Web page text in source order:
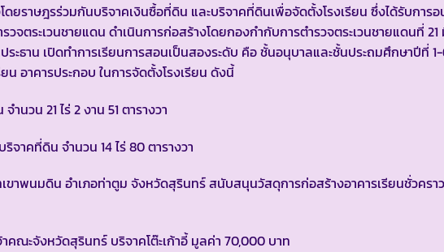
ราษฎรร่วมกันบริจาคเงินซื้อที่ดิน และบริจาคที่ดินเพื่อจัดตั้งโรงเรียน ซึ่งได้รับการ
จตระเวนชายแดน ดำเนินการก่อสร้างโดยกองกำกับการตำรวจตระเวนชายแดนที่
ะธาน เปิดทำการเรียนการสอนเป็นสองระดับ คือ ชั้นอนุบาลและชั้นประถมศึกษาปีที่
อาคารประกอบ ในการจัดตั้งโรงเรียน ดังนี้
วน 21 ไร่ 2 งาน 51 ตารางวา
คที่ดิน จำนวน 14 ไร่ 80 ตารางวา
พนมดิน อำเภอท่าตูม จังหวัดสุรินทร์ สนับสนุนวัสดุการก่อสร้างอาคารเรียนชั่วครา
ณะจังหวัดสุรินทร์ บริจาคโต๊ะเก้าอี้ มูลค่า 70,000 บาท